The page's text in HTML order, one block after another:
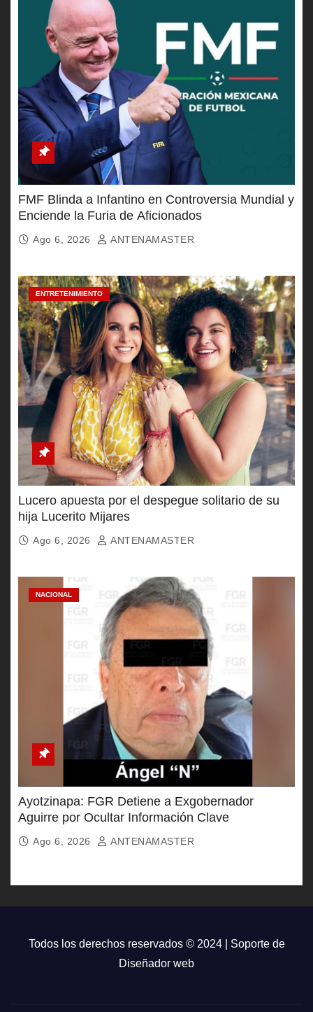
FMF Blinda a Infantino en Controversia Mundial y
Enciende la Furia de Aficionados
Ago 6, 2026 ANTENAMASTER
ENTRETENIMIENTO
Lucero apuesta por el despegue solitario de su
hija Lucerito Mijares
Ago 6, 2026 ANTENAMASTER
NACIONAL
Ayotzinapa: FGR Detiene a Exgobernador
Aguirre por Ocultar Información Clave
Ago 6, 2026 ANTENAMASTER
Todos los derechos reservados © 2024 | Soporte de
Diseñador web